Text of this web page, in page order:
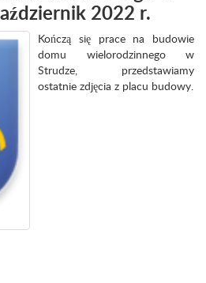
2022 r.
Kończą się prace na budowie
domu wielorodzinnego w
Strudze, przedstawiamy
ostatnie zdjęcia z placu budowy.